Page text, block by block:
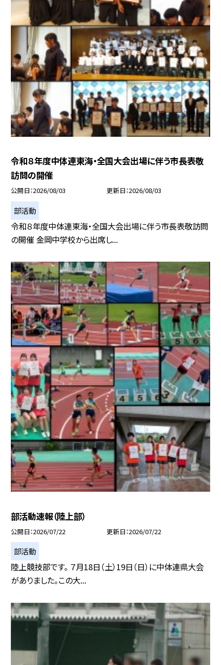
令和８年度中体連東海・全国大会出場に伴う市長表敬
訪問の開催
公開日 2026/08/03 更新日 2026/08/03
部活動
令和８年度中体連東海・全国大会出場に伴う市長表敬訪問
の開催 金岡中学校から出席し...
部活動速報（陸上部）
公開日 2026/07/22 更新日 2026/07/22
部活動
陸上競技部です。 ７月18日（土）19日（日）に中体連県大会
がありました。この大...